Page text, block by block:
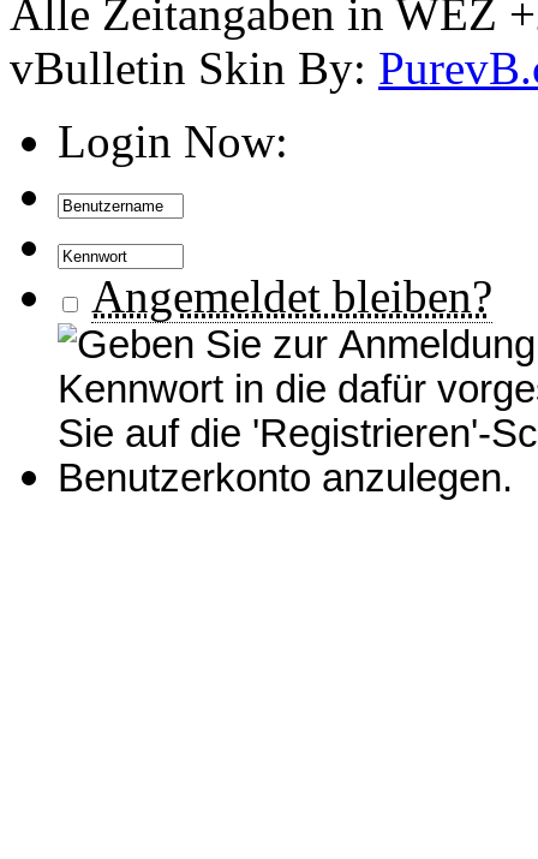
Alle Zeitangaben in WEZ
vBulletin Skin By:
Login Now:
Angemeldet bleiben?